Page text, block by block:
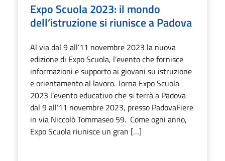
Expo Scuola 2023: il mondo
dell’istruzione si riunisce a Padova
Al via dal 9 all’11 novembre 2023 la nuova
edizione di Expo Scuola, l’evento che fornisce
informazioni e supporto ai giovani su istruzione
e orientamento al lavoro. Torna Expo Scuola
2023 l’evento educativo che si terrà a Padova
dal 9 all’11 novembre 2023, presso PadovaFiere
in via Niccolò Tommaseo 59. Come ogni anno,
Expo Scuola riunisce un gran […]